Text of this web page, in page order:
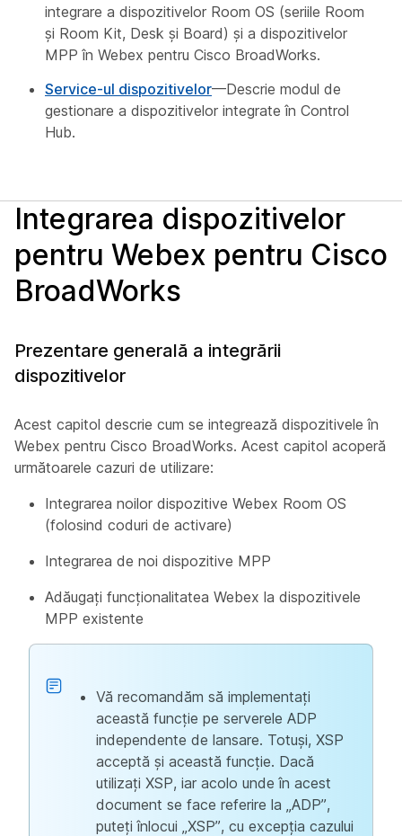
integrare a dispozitivelor Room OS (seriile Room
și Room Kit, Desk și Board) și a dispozitivelor
MPP în Webex pentru Cisco BroadWorks.
Service-ul dispozitivelor—Descrie modul de
gestionare a dispozitivelor integrate în Control
Hub.
Integrarea dispozitivelor
pentru Webex pentru Cisco
BroadWorks
Prezentare generală a integrării
dispozitivelor
Acest capitol descrie cum se integrează dispozitivele în
Webex pentru Cisco BroadWorks. Acest capitol acoperă
următoarele cazuri de utilizare:
Integrarea noilor dispozitive Webex Room OS
(folosind coduri de activare)
Integrarea de noi dispozitive MPP
Adăugați funcționalitatea Webex la dispozitivele
MPP existente
Vă recomandăm să implementați
această funcție pe serverele ADP
independente de lansare. Totuși, XSP
acceptă și această funcție. Dacă
utilizați XSP, iar acolo unde în acest
document se face referire la „ADP”,
puteți înlocui „XSP”, cu excepția cazului